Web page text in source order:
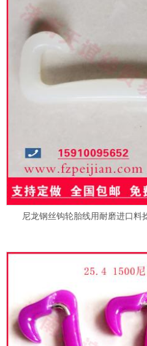
尼龙钢丝钩轮胎线用耐磨进口料